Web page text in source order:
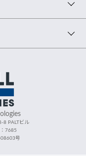
8 PALTビル
7685
号